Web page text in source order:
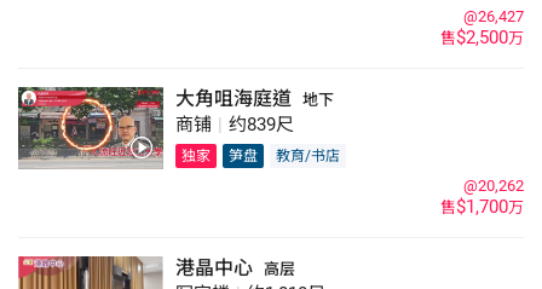
售$2,500万
@26,427
大角咀海庭道 地下
商铺 约839尺
独家 笋盘 教育/书店
售$1,700万
@20,262
港晶中心 高层